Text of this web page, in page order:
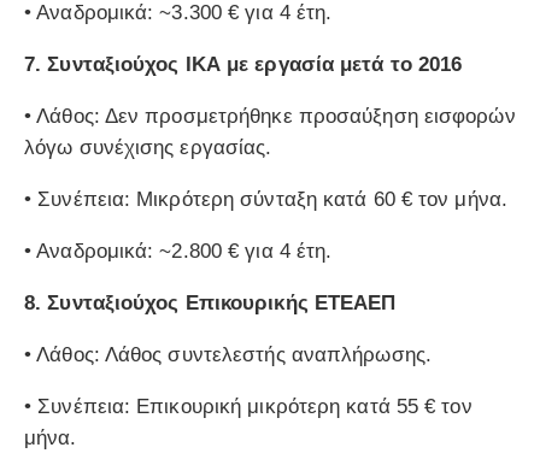
• Αναδρομικά: ~3.300 € για 4 έτη.
7.Συνταξιούχος ΙΚΑ με εργασία μετά το 2016
• Λάθος: Δεν προσμετρήθηκε προσαύξηση εισφορών
λόγω συνέχισης εργασίας.
• Συνέπεια: Μικρότερη σύνταξη κατά 60 € τον μήνα.
• Αναδρομικά: ~2.800 € για 4 έτη.
8.Συνταξιούχος Επικουρικής ΕΤΕΑΕΠ
• Λάθος: Λάθος συντελεστής αναπλήρωσης.
• Συνέπεια: Επικουρική μικρότερη κατά 55 € τον
μήνα.